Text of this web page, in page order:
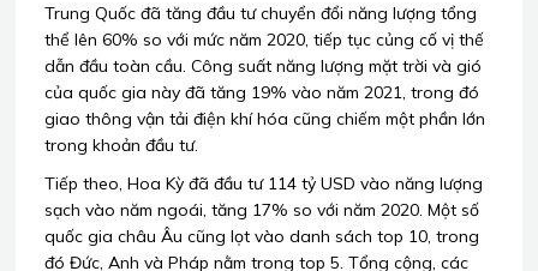
Trung Quốc đã tăng đầu tư chuyển đổi năng lượng tổng
thể lên 60% so với mức năm 2020, tiếp tục củng cố vị thế
dẫn đầu toàn cầu. Công suất năng lượng mặt trời và gió
của quốc gia này đã tăng 19% vào năm 2021, trong đó
giao thông vận tải điện khí hóa cũng chiếm một phần lớn
trong khoản đầu tư.
Tiếp theo, Hoa Kỳ đã đầu tư 114 tỷ USD vào năng lượng
sạch vào năm ngoái, tăng 17% so với năm 2020. Một số
quốc gia châu Âu cũng lọt vào danh sách top 10, trong
đó Đức, Anh và Pháp nằm trong top 5. Tổng cộng, các